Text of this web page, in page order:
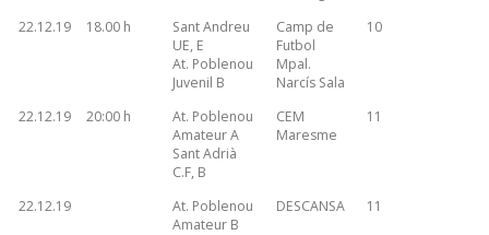
22.12.19 18.00 h
Sant Andreu
UE, E
At. Poblenou
Juvenil B
Camp de
Futbol
Mpal.
Narcís Sala
10
22.12.19 20:00 h
At. Poblenou
Amateur A
Sant Adrià
C.F, B
CEM
Maresme
11
22.12.19
At. Poblenou
Amateur B
DESCANSA 11